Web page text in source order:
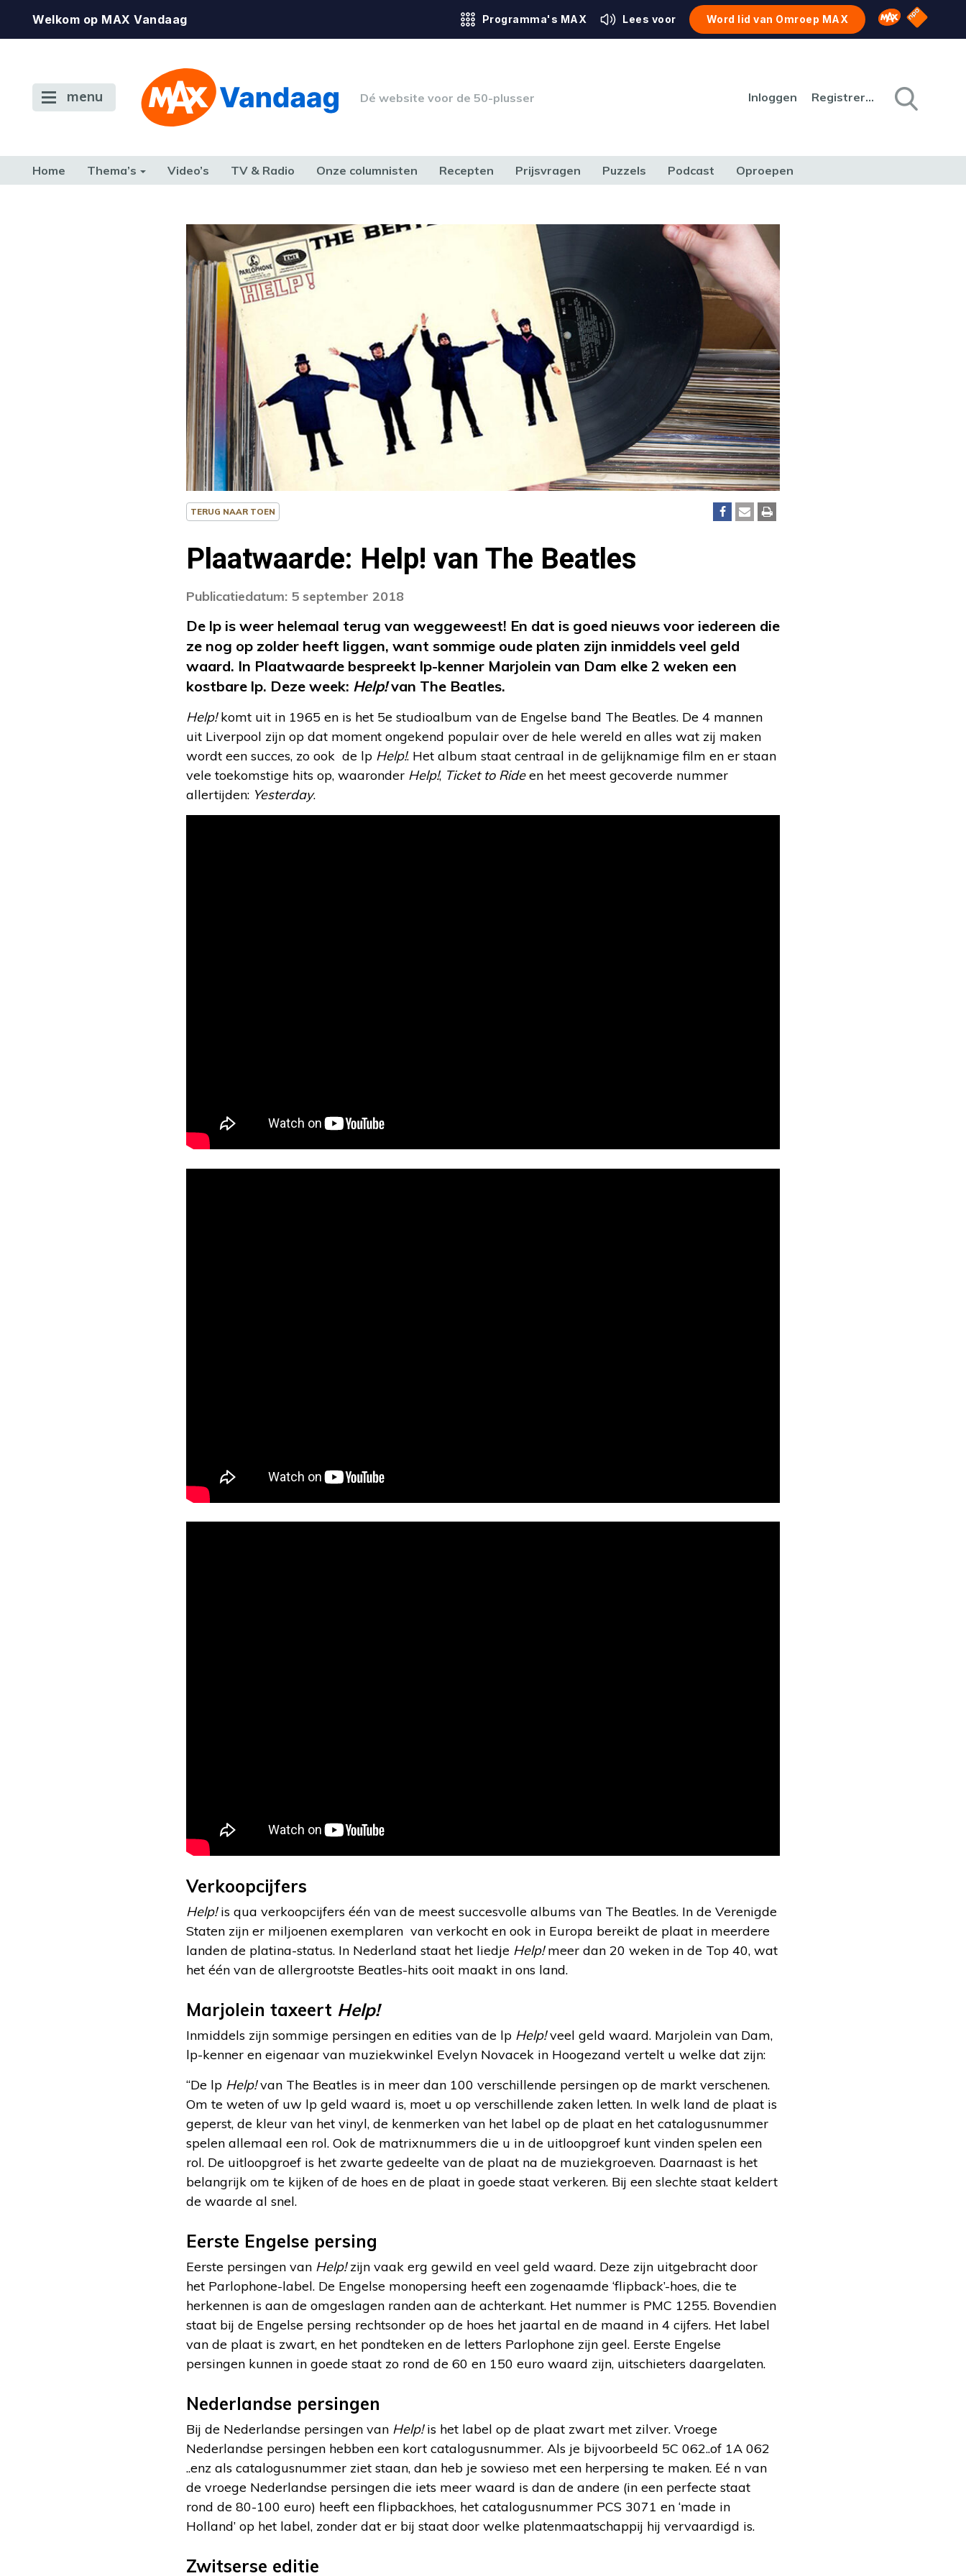
Welkom op MAX Vandaag Programma's MAX Lees voor Word lid van Omroep MAX Omroep MAX
NPO
menu Dé website voor de 50-plusser Inloggen Registreren
Home Thema’s Video’s TV & Radio Onze columnisten Recepten Prijsvragen Puzzels Podcast Oproepen
TERUG NAAR TOEN
Plaatwaarde: Help! van The Beatles
Publicatiedatum: 5 september 2018
De lp is weer helemaal terug van weggeweest! En dat is goed nieuws voor iedereen die
ze nog op zolder heeft liggen, want sommige oude platen zijn inmiddels veel geld
waard. In Plaatwaarde bespreekt lp-kenner Marjolein van Dam elke 2 weken een
kostbare lp. Deze week: Help!van The Beatles.
Help!komt uit in 1965 en is het 5e studioalbum van de Engelse band The Beatles. De 4 mannen
uit Liverpool zijn op dat moment ongekend populair over de hele wereld en alles wat zij maken
wordt een succes, zo ook de lp Help!. Het album staat centraal in de gelijknamige film en er staan
vele toekomstige hits op, waaronder Help!, Ticket to Rideen het meest gecoverde nummer
allertijden: Yesterday.
Verkoopcijfers
Help!is qua verkoopcijfers één van de meest succesvolle albums van The Beatles. In de Verenigde
Staten zijn er miljoenen exemplaren van verkocht en ook in Europa bereikt de plaat in meerdere
landen de platina-status. In Nederland staat het liedje Help!meer dan 20 weken in de Top 40, wat
het één van de allergrootste Beatles-hits ooit maakt in ons land.
Marjolein taxeert Help!
Inmiddels zijn sommige persingen en edities van de lp Help!veel geld waard. Marjolein van Dam,
lp-kenner en eigenaar van muziekwinkel Evelyn Novacek in Hoogezand vertelt u welke dat zijn:
“De lp Help!van The Beatles is in meer dan 100 verschillende persingen op de markt verschenen.
Om te weten of uw lp geld waard is, moet u op verschillende zaken letten. In welk land de plaat is
geperst, de kleur van het vinyl, de kenmerken van het label op de plaat en het catalogusnummer
spelen allemaal een rol. Ook de matrixnummers die u in de uitloopgroef kunt vinden spelen een
rol. De uitloopgroef is het zwarte gedeelte van de plaat na de muziekgroeven. Daarnaast is het
belangrijk om te kijken of de hoes en de plaat in goede staat verkeren. Bij een slechte staat keldert
de waarde al snel.
Eerste Engelse persing
Eerste persingen van Help!zijn vaak erg gewild en veel geld waard. Deze zijn uitgebracht door
het Parlophone-label. De Engelse monopersing heeft een zogenaamde ‘flipback’-hoes, die te
herkennen is aan de omgeslagen randen aan de achterkant. Het nummer is PMC 1255. Bovendien
staat bij de Engelse persing rechtsonder op de hoes het jaartal en de maand in 4 cijfers. Het label
van de plaat is zwart, en het pondteken en de letters Parlophone zijn geel. Eerste Engelse
persingen kunnen in goede staat zo rond de 60 en 150 euro waard zijn, uitschieters daargelaten.
Nederlandse persingen
Bij de Nederlandse persingen van Help!is het label op de plaat zwart met zilver. Vroege
Nederlandse persingen hebben een kort catalogusnummer. Als je bijvoorbeeld 5C 062..of 1A 062
..enz als catalogusnummer ziet staan, dan heb je sowieso met een herpersing te maken. Eé n van
de vroege Nederlandse persingen die iets meer waard is dan de andere (in een perfecte staat
rond de 80-100 euro) heeft een flipbackhoes, het catalogusnummer PCS 3071 en ‘made in
Holland’ op het label, zonder dat er bij staat door welke platenmaatschappij hij vervaardigd is.
Zwitserse editie